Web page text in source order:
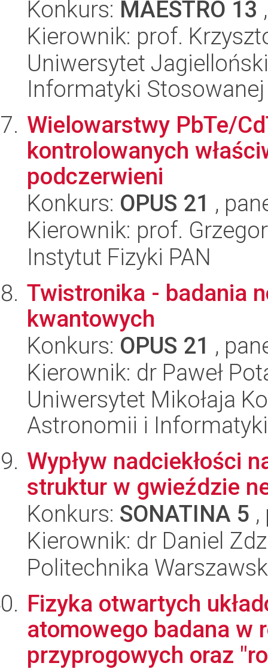
Konkurs: MAESTRO 13
Kierownik: prof.
Uniwersytet
Informatyki Stosowanej
Wielowarstwy PbTe/
kontrolowanych
podczerwieni
Konkurs: OPUS 21 ,
Kierownik: prof.
Instytut Fizyki PAN
Twistronika - badania
kwantowych
Konkurs: OPUS 21 ,
Kierownik: dr Paweł
Uniwersytet Mikołaja
Astronomii i
Wypływ nadciekłości
struktur w gwieździe
Konkurs: SONATINA 5
Kierownik: dr Daniel
Politechnika
Fizyka otwartych
atomowego badana w
przyprogowych oraz